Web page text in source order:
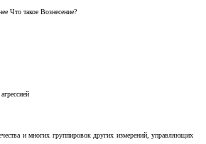
Что такое Вознесение?
и многих группировок других измерений, управляющих